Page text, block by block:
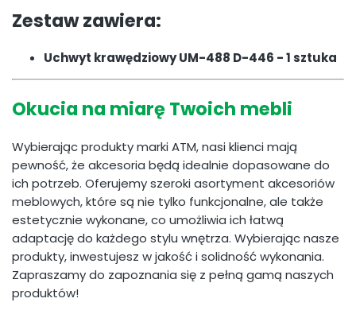
Zestaw zawiera:
Uchwyt krawędziowy UM-488 D-446 - 1 sztuka
Okucia na miarę Twoich mebli
Wybierając produkty marki ATM, nasi klienci mają
pewność, że akcesoria będą idealnie dopasowane do
ich potrzeb. Oferujemy szeroki asortyment akcesoriów
meblowych, które są nie tylko funkcjonalne, ale także
estetycznie wykonane, co umożliwia ich łatwą
adaptację do każdego stylu wnętrza. Wybierając nasze
produkty, inwestujesz w jakość i solidność wykonania.
Zapraszamy do zapoznania się z pełną gamą naszych
produktów!